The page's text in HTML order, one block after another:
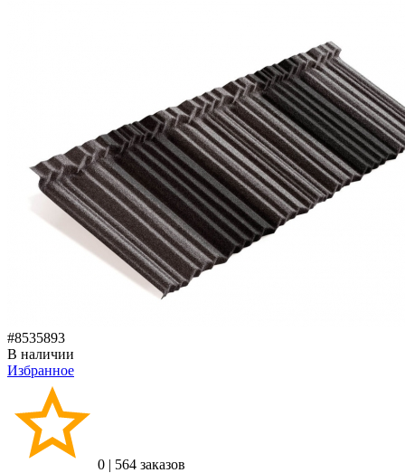
#8535893
В наличии
Избранное
0 | 564 заказов